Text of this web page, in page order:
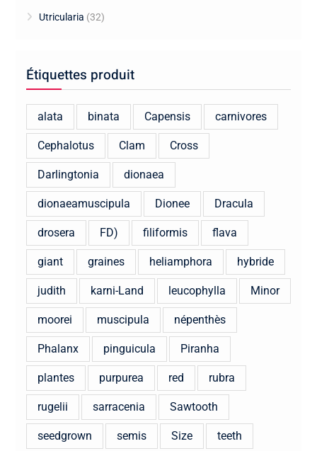
Utricularia (32)
Étiquettes produit
alata binata Capensis carnivores
Cephalotus Clam Cross
Darlingtonia dionaea
dionaeamuscipula Dionee Dracula
drosera FD) filiformis flava
giant graines heliamphora hybride
judith karni-Land leucophylla Minor
moorei muscipula népenthès
Phalanx pinguicula Piranha
plantes purpurea red rubra
rugelii sarracenia Sawtooth
seedgrown semis Size teeth